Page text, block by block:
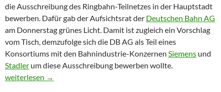
die Ausschreibung des Ringbahn-Teilnetzes in der Hauptstadt
bewerben. Dafür gab der Aufsichtsrat der Deutschen Bahn AG
am Donnerstag grünes Licht. Damit ist zugleich ein Vorschlag
vom Tisch, demzufolge sich die DB AG als Teil eines
Konsortiums mit den Bahnindustrie-Konzernen Siemens und
Stadler um diese Ausschreibung bewerben wollte.
Bahn-Aufsichtsrat gibt grünes Licht für Bewerbung um Berliner
weiterlesen →